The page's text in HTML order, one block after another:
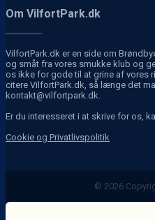
Om VilfortPark.dk
VilfortPark.dk er en side om
og småt fra vores smukke klub og
os ikke for gode til at grine af vores
citere VilfortPark.dk, så længe det
kontakt@vilfortpark.dk.
Er du interesseret i at skrive for os,
Cookie og Privatlivspolitik
© 2026